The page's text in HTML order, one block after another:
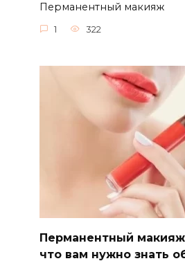
Перманентный макияж
1 322
Перманентный макияж
что вам нужно знать